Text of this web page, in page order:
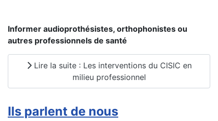
Informer audioprothésistes, orthophonistes ou
autres professionnels de santé
Lire la suite : Les interventions du CISIC en
milieu professionnel
Ils parlent de nous